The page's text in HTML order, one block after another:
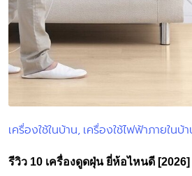
Posted
เครื่องใช้ในบ้าน เครื่องใช้ไฟฟ้าภายในบ้
รีวิว 10 เครื่องดูดฝุ่น ยี่ห้อไหนดี